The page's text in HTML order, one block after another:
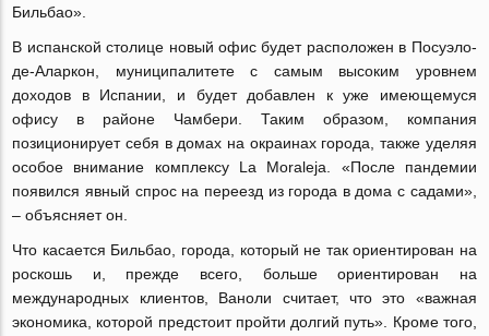
Бильбао».
В испанской столице новый офис будет расположен в Посуэло-
де-Аларкон, муниципалитете с самым высоким уровнем
доходов в Испании, и будет добавлен к уже имеющемуся
офису в районе Чамбери. Таким образом, компания
позиционирует себя в домах на окраинах города, также уделяя
особое внимание комплексу La Moraleja. «После пандемии
появился явный спрос на переезд из города в дома с садами»,
– объясняет он.
Что касается Бильбао, города, который не так ориентирован на
роскошь и, прежде всего, больше ориентирован на
международных клиентов, Ваноли считает, что это «важная
экономика, которой предстоит пройти долгий путь». Кроме того,